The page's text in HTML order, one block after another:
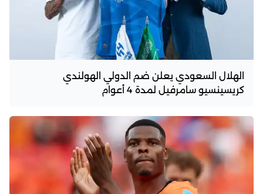
الهلال السعودي يعلن ضم الدولي الهولندي
كريسينسيو سامرفيل لمدة 4 أعوام